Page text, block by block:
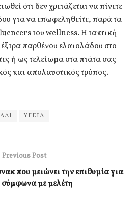
ότι δεν χρειάζεται να πίνετε
για να επωφεληθείτε, παρά τα
του wellness. Η τακτική
παρθένου ελαιολάδου στο
ή ως τελείωμα στα πιάτα σας
και απολαυστικός τρόπος.
ΥΓΕΙΑ
Previous Post
που μειώνει την επιθυμία για
με μελέτη